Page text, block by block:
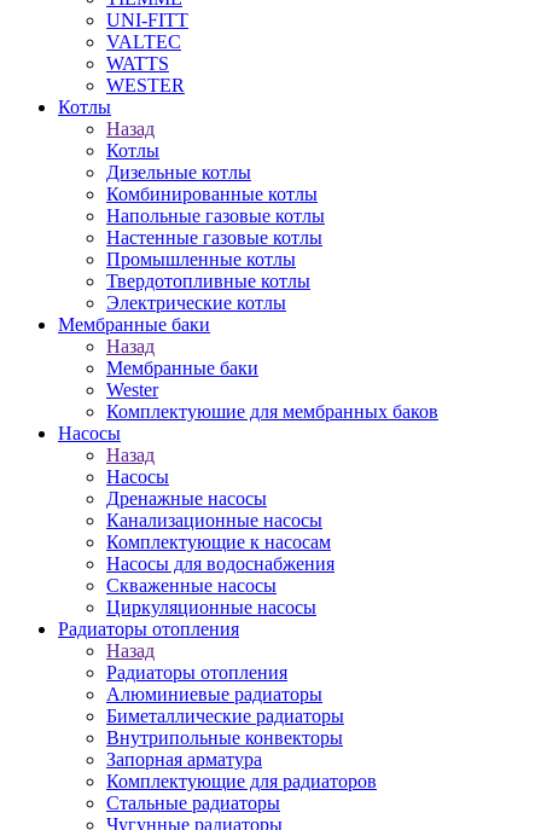
UNI-FITT
VALTEC
WATTS
WESTER
Котлы
Назад
Котлы
Дизельные котлы
Комбинированные котлы
Напольные газовые котлы
Настенные газовые котлы
Промышленные котлы
Твердотопливные котлы
Электрические котлы
Мембранные баки
Назад
Мембранные баки
Wester
Комплектуюшие для мембранных баков
Насосы
Назад
Насосы
Дренажные насосы
Канализационные насосы
Комплектующие к насосам
Насосы для водоснабжения
Скваженные насосы
Циркуляционные насосы
Радиаторы отопления
Назад
Радиаторы отопления
Алюминиевые радиаторы
Биметаллические радиаторы
Внутрипольные конвекторы
Запорная арматура
Комплектующие для радиаторов
Стальные радиаторы
Чугунные радиаторы